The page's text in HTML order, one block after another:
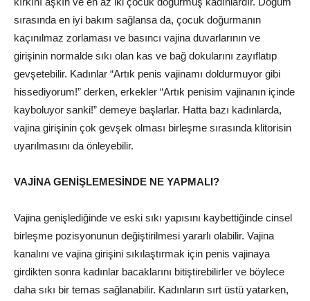
sırasında en iyi bakım sağlansa da, çocuk doğurmanın
kaçınılmaz zorlaması ve basıncı vajina duvarlarının ve
girişinin normalde sıkı olan kas ve bağ dokularını zayıflatıp
gevşetebilir. Kadınlar “Artık penis vajinamı doldurmuyor gibi
hissediyorum!” derken, erkekler “Artık penisim vajinanın içinde
kayboluyor sanki!” demeye başlarlar. Hatta bazı kadınlarda,
vajina girişinin çok gevşek olması birleşme sırasında klitorisin
uyarılmasını da önleyebilir.
VAJİNA GENİŞLEMESİNDE NE YAPMALI?
Vajina genişlediğinde ve eski sıkı yapısını kaybettiğinde cinsel
birleşme pozisyonunun değiştirilmesi yararlı olabilir. Vajina
kanalını ve vajina girişini sıkılaştırmak için penis vajinaya
girdikten sonra kadınlar bacaklarını bitiştirebilirler ve böylece
daha sıkı bir temas sağlanabilir. Kadınların sırt üstü yatarken,